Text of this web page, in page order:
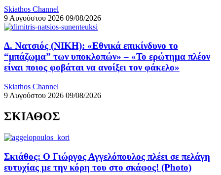
Skiathos Channel
9 Αυγούστου 2026 09/08/2026
Δ. Νατσιός (ΝΙΚΗ): «Εθνικά επικίνδυνο το
“μπάζωμα” των υποκλοπών» – «Το ερώτημα πλέον
είναι ποιος φοβάται να ανοίξει τον φάκελο»
Skiathos Channel
9 Αυγούστου 2026 09/08/2026
ΣΚΙΑΘΟΣ
Σκιάθος: Ο Γιώργος Αγγελόπουλος πλέει σε πελάγη
ευτυχίας με την κόρη του στο σκάφος! (Photo)